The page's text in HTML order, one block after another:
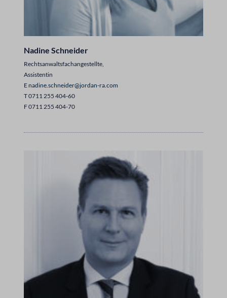
Nadine Schneider
Rechtsanwaltsfachangestellte,
Assistentin
Enadine.schneider@jordan-ra.com
T 0711 255 404-60
F 0711 255 404-70